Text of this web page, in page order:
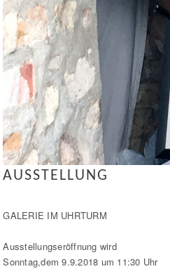
AUSSTELLUNG
GALERIE IM UHRTURM
Ausstellungseröffnung wird
Sonntag,dem 9.9.2018 um 11:30 Uhr